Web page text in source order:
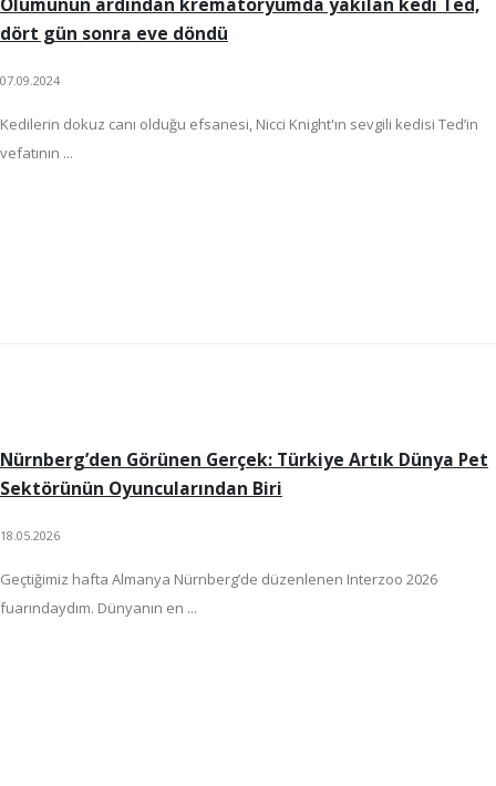
dört gün sonra eve döndü
07.09.2024
Kedilerin dokuz canı olduğu efsanesi, Nicci Knight'ın sevgili kedisi Ted’in
vefatının ...
Nürnberg’den Görünen Gerçek: Türkiye Artık Dünya Pet
Sektörünün Oyuncularından Biri
18.05.2026
Geçtiğimiz hafta Almanya Nürnberg’de düzenlenen Interzoo 2026
fuarındaydım. Dünyanın en ...